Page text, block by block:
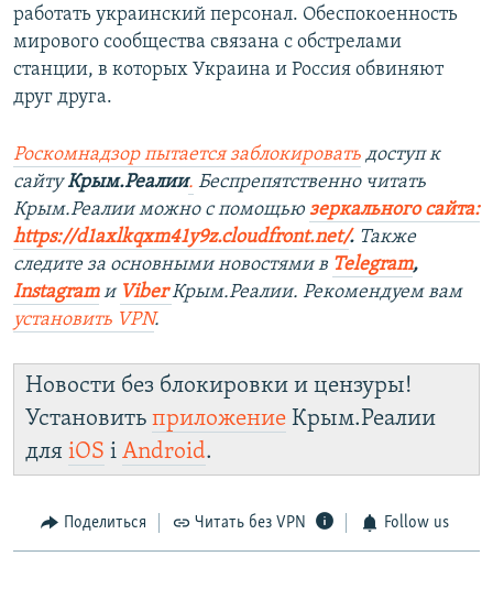
работать украинский персонал. Обеспокоенность
мирового сообщества связана с обстрелами
станции, в которых Украина и Россия обвиняют
друг друга.
Роскомнадзор пытается заблокировать доступ к
сайтуКрым.Реалии. Беспрепятственно читать
Крым.Реалии можно с помощью зеркального сайта:
https://d1axlkqxm41y9z.cloudfront.net/. ​ Также
следите за основными новостями в Telegram,
Instagram и ViberКрым.Реалии. Рекомендуем вам
установить VPN.
Новости без блокировки и цензуры!
Установить приложение Крым.Реалии
для iOS і Android.
Поделиться Читать без VPN Follow us